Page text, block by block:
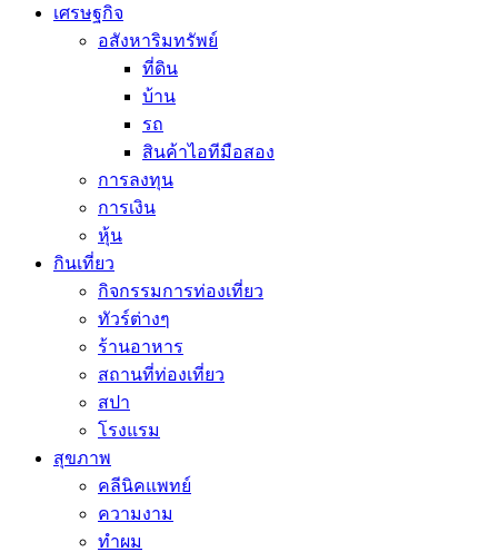
เศรษฐกิจ
อสังหาริมทรัพย์
ที่ดิน
บ้าน
รถ
สินค้าไอทีมือสอง
การลงทุน
การเงิน
หุ้น
กินเที่ยว
กิจกรรมการท่องเที่ยว
ทัวร์ต่างๆ
ร้านอาหาร
สถานที่ท่องเที่ยว
สปา
โรงแรม
สุขภาพ
คลีนิคแพทย์
ความงาม
ทำผม